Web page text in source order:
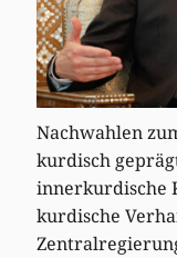
Nachwahlen
kurdisch
innerkurdische
kurdische